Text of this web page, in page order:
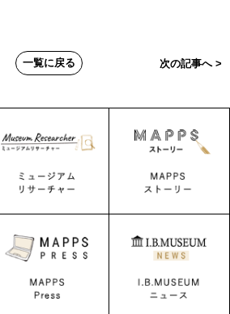
一覧に戻る 次の記事へ >